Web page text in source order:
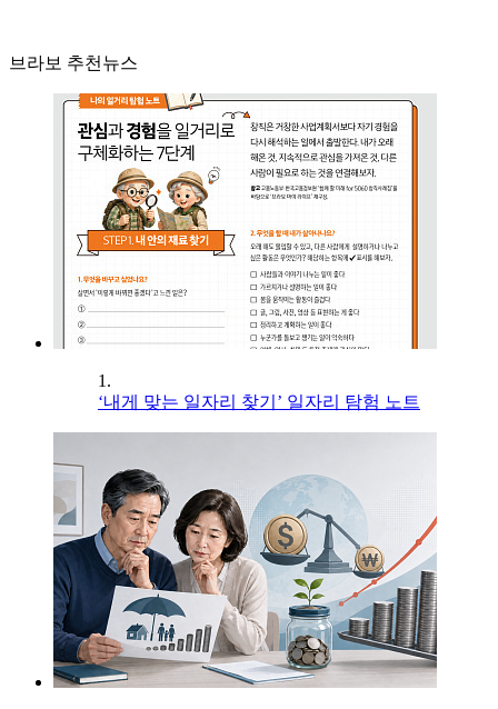
브라보 추천뉴스
1.
‘내게 맞는 일자리 찾기’ 일자리 탐험 노트